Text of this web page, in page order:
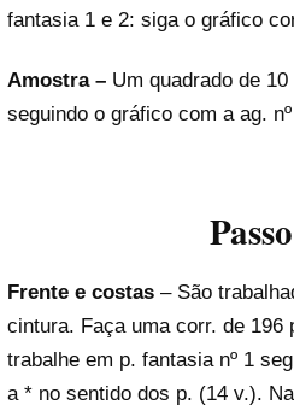
fantasia 1 e 2: siga o gráfico
Amostra – Um quadrado de
seguindo o gráfico com a ag.
Frente e costas – São
cintura. Faça uma corr. de 196
trabalhe em p. fantasia nº 1
a * no sentido dos p. (14 v.).